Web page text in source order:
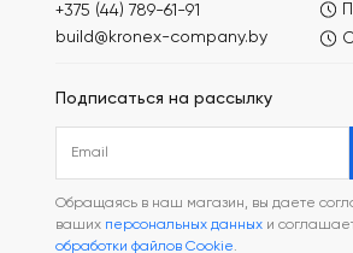
+375 (44) 789-61-91
build@kronex-company.by
Подписаться на рассылку
Обращаясь в наш магазин, вы даете
ваших персональных данных и
обработки файлов Cookie.